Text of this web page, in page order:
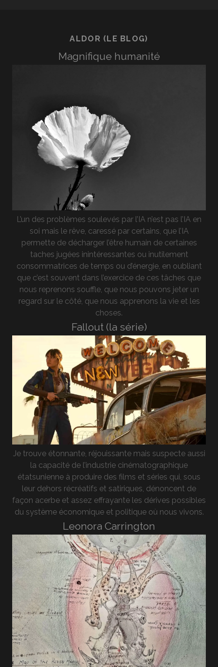
ALDOR (LE BLOG)
Magnifique humanité
L’un des problèmes soulevés par l’IA n’est pas l’IA en
soi mais le rêve, caressé par certains, que l’IA
permette de décharger l’être humain de certaines
taches jugées inintéressantes ou inutilement
consommatrices de temps ou d’énergie, en oubliant
que c’est souvent dans l’exercice de ces tâches que
nous reprenons souffle, que nous pouvons jeter un
regard sur le côté, que nous apprenons la vie et les
choses.
Fallout (la série)
Je trouve étonnante, réjouissante mais suspecte aussi
la capacité de l’industrie cinématographique
étatsunienne à produire des films et séries qui, sous
leur dehors récréatifs et satiriques, dénoncent de
façon acerbe et assez effrayante les dérives possibles
du système économique et politique où nous vivons.
Leonora Carrington